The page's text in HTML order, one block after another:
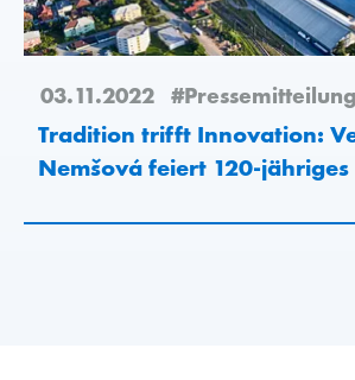
03.11.2022 #Pressemitteilung
Tradition trifft Innovation:
Nemšová feiert 120-jähriges